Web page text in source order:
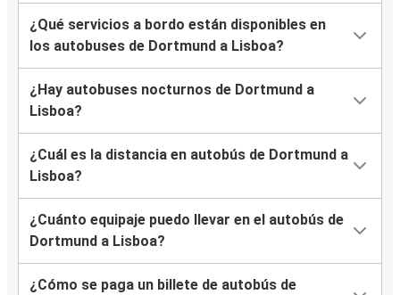
¿Qué servicios a bordo están disponibles en
los autobuses de Dortmund a Lisboa?
¿Hay autobuses nocturnos de Dortmund a
Lisboa?
¿Cuál es la distancia en autobús de Dortmund a
Lisboa?
¿Cuánto equipaje puedo llevar en el autobús de
Dortmund a Lisboa?
¿Cómo se paga un billete de autobús de